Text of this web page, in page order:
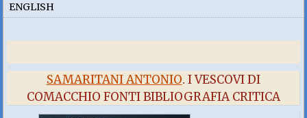
ENGLISH
SAMARITANI ANTONIO. I VESCOVI DI
COMACCHIO FONTI BIBLIOGRAFIA CRITICA